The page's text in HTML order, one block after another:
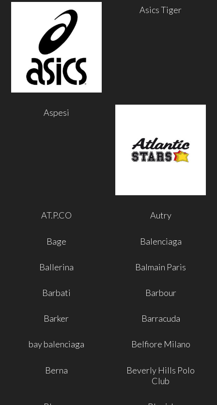
Asics Tiger
Aspesi
AT.P.CO Autry
Bage Balenciaga
Ballerina Balmain Paris
Barbati Barbour
Barker Barracuda
bay balenciaga Belfiore Milano
Berna
Beverly Hills Polo
Club